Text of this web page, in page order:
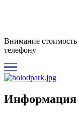
Внимание стоимость
телефону
Информация